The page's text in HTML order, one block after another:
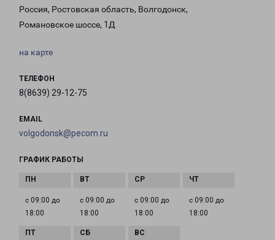
Россия, Ростовская область, Волгодонск,
Романовское шоссе, 1Д
на карте
ТЕЛЕФОН
8(8639) 29-12-75
EMAIL
volgodonsk@pecom.ru
ГРАФИК РАБОТЫ
с 09:00 до
18:00
с 09:00 до
18:00
с 09:00 до
18:00
с 09:00 до
18:00